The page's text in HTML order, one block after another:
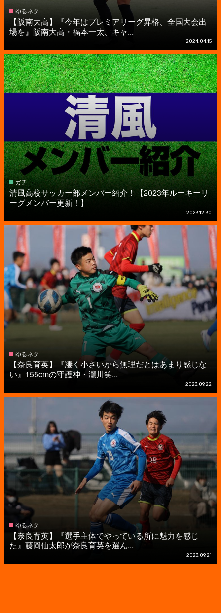
ゆるネタ
【阪南大高】『今年はプレミアリーグ昇格、全国大会出
場を』阪南大高・福本一太、キャ...
2024.04.15
ガチ
清風高校サッカー部メンバー紹介！【2023年ルーキーリ
ーグメンバー更新！】
2023.12.30
ゆるネタ
【奈良育英】『凄く小さいから無理だとはあまり感じな
い』155cmの守護神・瀧川笑...
2023.09.22
ゆるネタ
【奈良育英】『選手主体でやっている所に魅力を感じ
た』藤岡仙太郎が奈良育英を選ん...
2023.09.21